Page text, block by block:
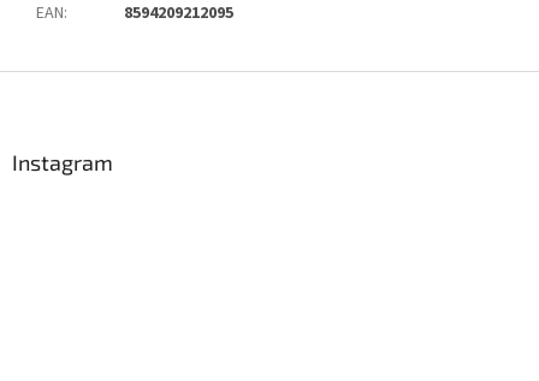
EAN: 8594209212095
Instagram